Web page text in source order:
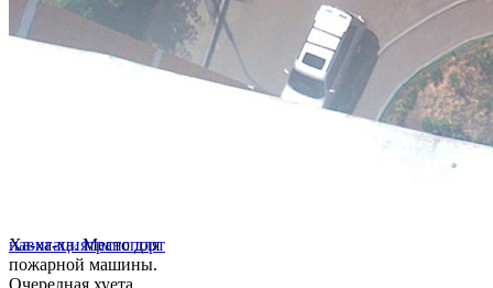
Ха-ха-ха. Место для
пожарной машины.
Очередная хуета.
навигациятранспорт